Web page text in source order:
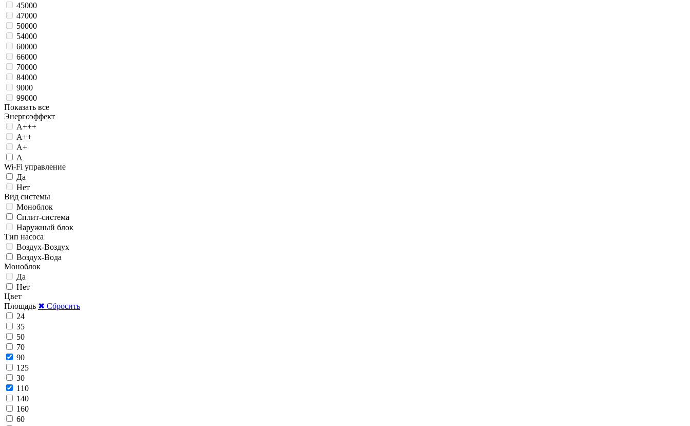
45000
47000
50000
54000
60000
66000
70000
84000
9000
99000
Показать все
Энергоэффект
А+++
А++
А+
А
Wi-Fi управление
Да
Нет
Вид системы
Моноблок
Сплит-система
Наружный блок
Тип насоса
Воздух-Воздух
Воздух-Вода
Моноблок
Да
Нет
Цвет
Площадь ✖ Сбросить
24
35
50
70
90
125
30
110
140
160
60